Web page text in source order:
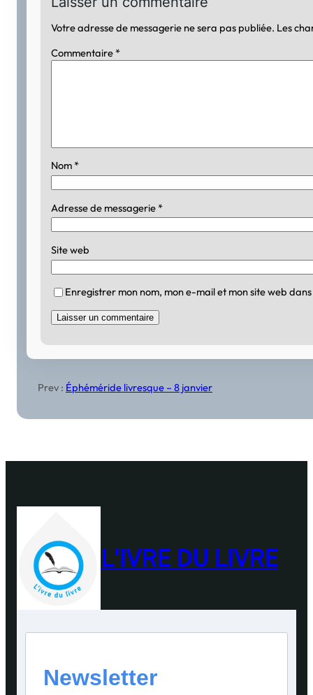
Votre adresse de messagerie ne sera pas publiée. Les
Commentaire *
Nom *
Adresse de messagerie *
Site web
Enregistrer mon nom, mon e-mail et mon site web
Prev : Éphéméride livresque – 8 janvier
L'IVRE DU LIVRE
Newsletter